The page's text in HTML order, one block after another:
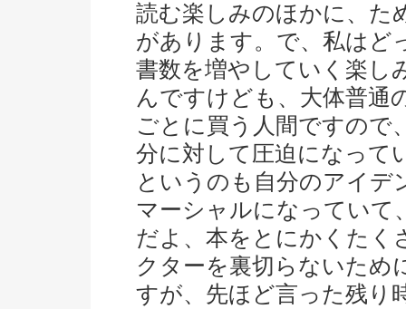
読む楽しみのほかに、た
があります。で、私はど
書数を増やしていく楽し
んですけども、大体普通
ごとに買う人間ですので
分に対して圧迫になって
というのも自分のアイデ
マーシャルになっていて
だよ、本をとにかくたく
クターを裏切らないため
すが、先ほど言った残り